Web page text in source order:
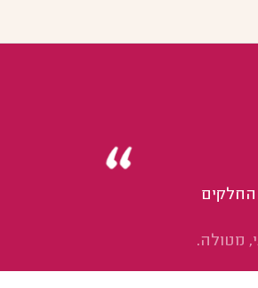
החלקים
מטולה.